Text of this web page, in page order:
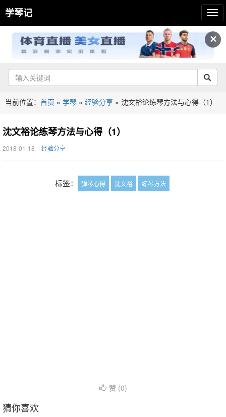
✕
学琴记
当前位置： 首页 » 学琴 » 经验分享 » 沈文裕论练琴方法与心得（1）
沈文裕论练琴方法与心得（1）
2018-01-18 经验分享
标签： 弹琴心得 沈文裕 练琴方法
赞 (0)
猜你喜欢